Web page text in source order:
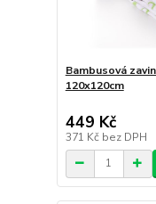
Bambusová
120x120cm
449 Kč
371 Kč bez DPH